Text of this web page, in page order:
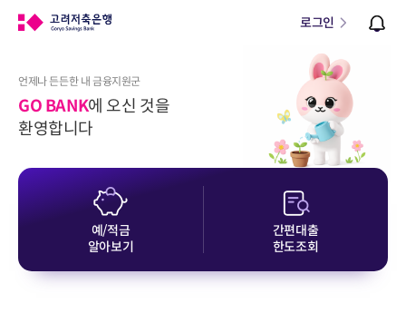
로그인
언제나 든든한 내 금융지원군
GO BANK에 오신 것을
환영합니다
예/적금
알아보기
간편대출
한도조회